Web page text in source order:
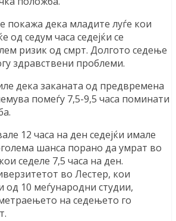
покажа дека младите луѓе кои
од седум часа седејќи се
ризик од смрт. Долгото седење
здравствени проблеми.
дека заканата од предвремена
помеѓу 7,5-9,5 часа поминати
12 часа на ден седејќи имале
шанса порано да умрат во
седеле 7,5 часа на ден.
во Лестер, кои
од 10 меѓународни студии,
на седењето го